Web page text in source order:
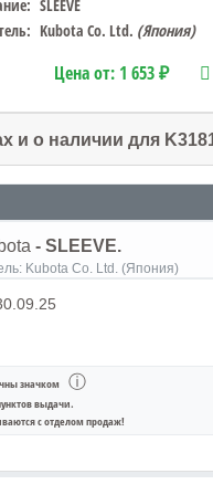
SLEEVE
Kubota Co. Ltd. (Япония)
Цена от: 1 653 ₽
и о наличии для
- SLEEVE.
Kubota Co. Ltd. (Япония)
значком ⓘ
выдачи.
с отделом продаж!